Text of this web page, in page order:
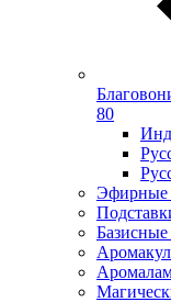
80
Эфирные